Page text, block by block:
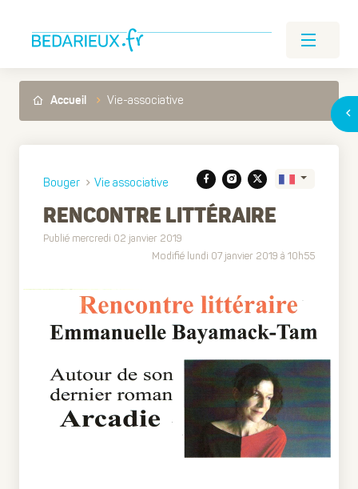
Accueil Vie-associative
Bouger Vie associative
Translate
RENCONTRE LITTÉRAIRE
Publié mercredi 02 janvier 2019
Modifié lundi 07 janvier 2019 à 10h55